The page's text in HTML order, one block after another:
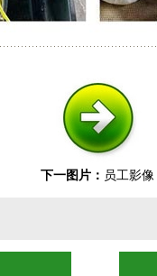
下一图片： 员工影像